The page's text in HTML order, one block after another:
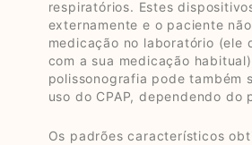
respiratórios. Estes
externamente e o paciente
medicação no laboratório (ele
com a sua medicação
polissonografia pode também
uso do CPAP, dependendo do
Os padrões característicos